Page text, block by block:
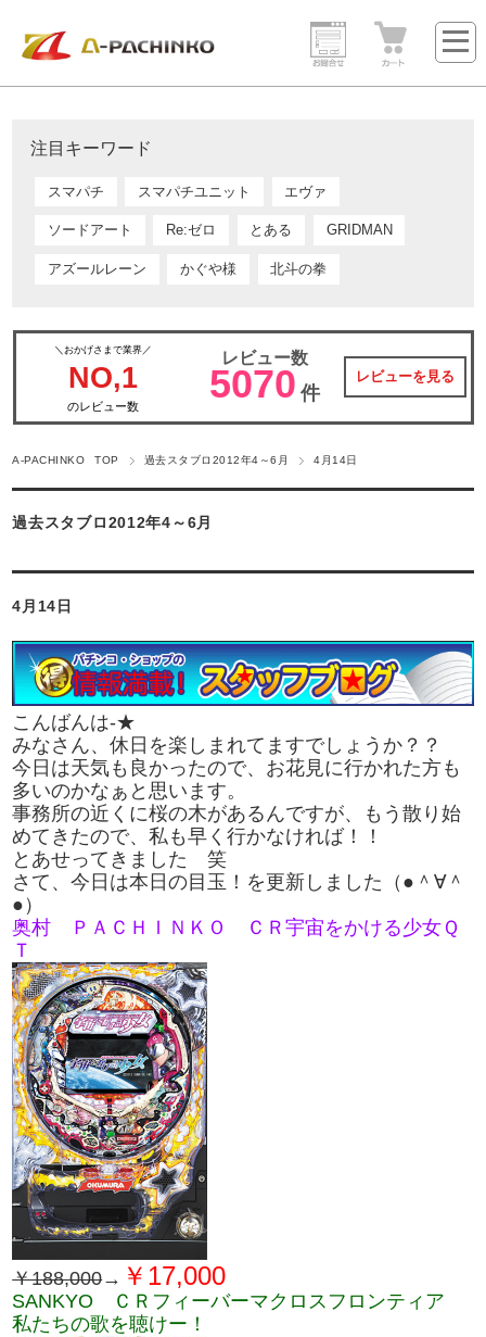
注目キーワード
スマパチ スマパチユニット エヴァ
ソードアート Re:ゼロ とある GRIDMAN
アズールレーン かぐや様 北斗の拳
＼おかげさまで業界／
NO,1
のレビュー数
レビュー数
5070 件
レビューを見る
A-PACHINKO TOP 過去スタブロ2012年4～6月 4月14日
過去スタブロ2012年4～6月
4月14日
こんばんは‐★
みなさん、休日を楽しまれてますでしょうか？？
今日は天気も良かったので、お花見に行かれた方も
多いのかなぁと思います。
事務所の近くに桜の木があるんですが、もう散り始
めてきたので、私も早く行かなければ！！
とあせってきました 笑
さて、今日は本日の目玉！を更新しました（●＾∀＾
●）
奥村 ＰＡＣＨＩＮＫＯ ＣＲ宇宙をかける少女Ｑ
Ｔ
￥188,000→ ￥17,000
SANKYO ＣＲフィーバーマクロスフロンティア
私たちの歌を聴けー！